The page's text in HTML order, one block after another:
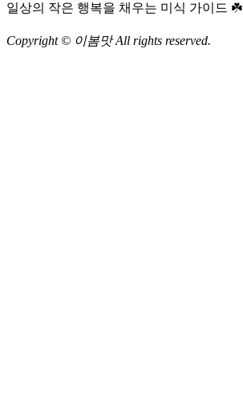
일상의 작은 행복을 채우는 미식 가이드 ☘️
Copyright © 이봄맛 All rights reserved.